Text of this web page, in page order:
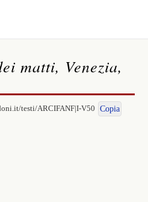
matti, Venezia,
testi/ARCIFANF|I-V50 Copia